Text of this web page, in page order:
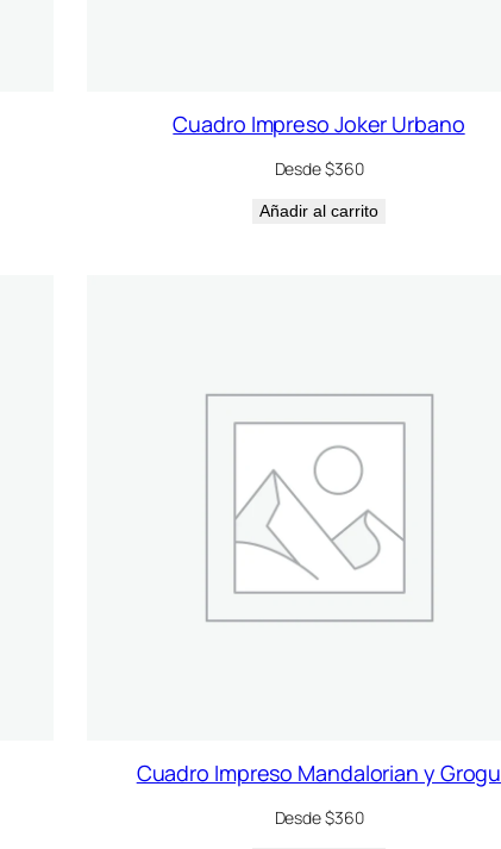
Cuadro Impreso Joker Urbano
Desde $360
Añadir al carrito
Cuadro Impreso Mandalorian y Grogu
Desde $360